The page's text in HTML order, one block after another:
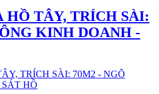
HỒ TÂY, TRÍCH SÀI:
KINH DOANH -